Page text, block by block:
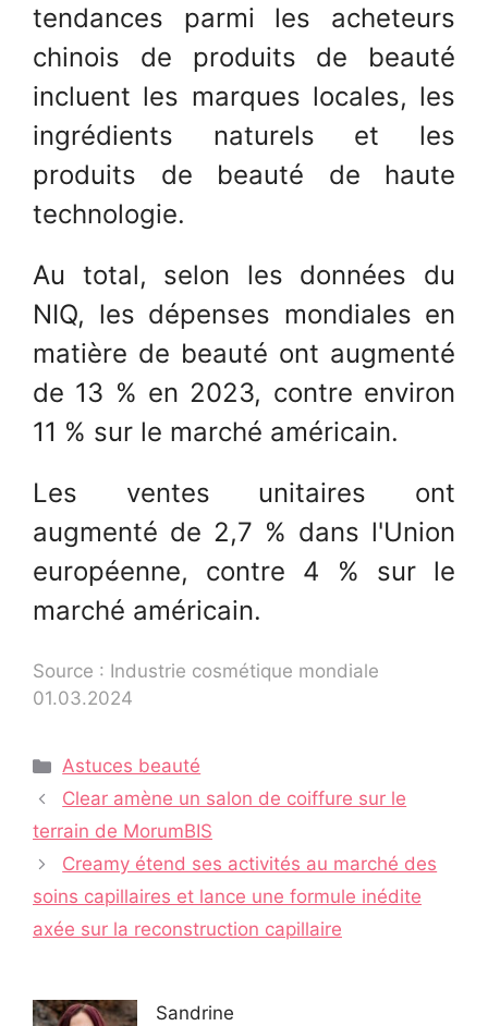
tendances parmi les acheteurs
chinois de produits de beauté
incluent les marques locales, les
ingrédients naturels et les
produits de beauté de haute
technologie.
Au total, selon les données du
NIQ, les dépenses mondiales en
matière de beauté ont augmenté
de 13 % en 2023, contre environ
11 % sur le marché américain.
Les ventes unitaires ont
augmenté de 2,7 % dans l'Union
européenne, contre 4 % sur le
marché américain.
Source : Industrie cosmétique mondiale
01.03.2024
Catégories
Astuces beauté
Navigation
des
Clear amène un salon de coiffure sur le
terrain de MorumBIS
Creamy étend ses activités au marché des
soins capillaires et lance une formule inédite
axée sur la reconstruction capillaire
Sandrine